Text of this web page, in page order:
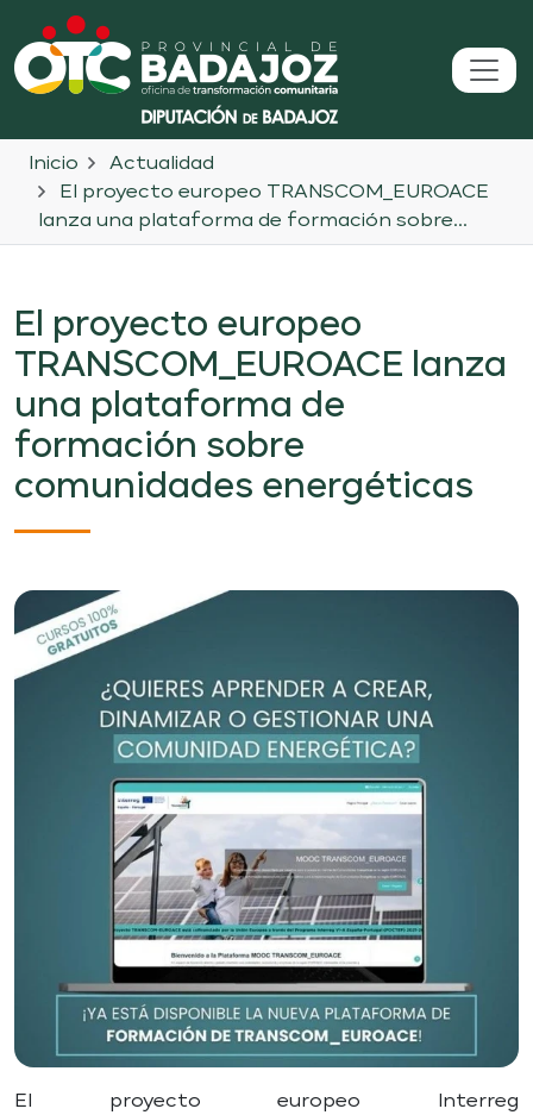
Inicio
Actualidad
El proyecto europeo TRANSCOM_EUROACE
lanza una plataforma de formación sobre...
El proyecto europeo
TRANSCOM_EUROACE lanza
una plataforma de
formación sobre
comunidades energéticas
El proyecto europeo Interreg